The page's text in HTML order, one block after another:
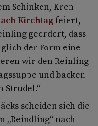
Schinken, Kren
Kirchtag feiert,
geordert, dass
der Form eine
wir den Reinling
und backen
Strudel.“
scheiden sich die
„Reindling“ nach